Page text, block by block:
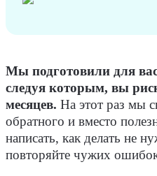
Мы подготовили для
следуя которым, вы
месяцев. На этот раз мы
обратного и вместо
написать, как делать не
повторяйте чужих